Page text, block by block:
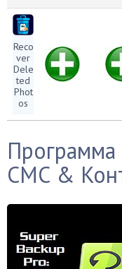
Reco
ver
Dele
ted
Phot
os
CMC &